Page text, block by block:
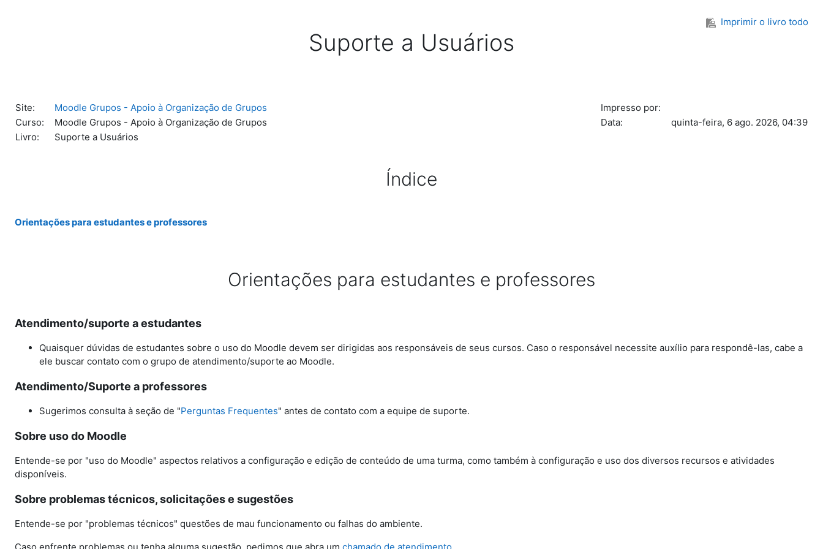
Imprimir o livro todo
Suporte a Usuários
Site:
Moodle Grupos - Apoio à Organização de Grupos
Curso:
Moodle Grupos - Apoio à Organização de Grupos
Livro:
Suporte a Usuários
Impresso por:
Data:
quinta-feira, 6 ago. 2026, 04:39
Índice
Orientações para estudantes e professores
Orientações para estudantes e professores
Atendimento/suporte a estudantes
Quaisquer dúvidas de estudantes sobre o uso do Moodle devem ser dirigidas aos responsáveis de seus cursos. Caso o responsável necessite auxílio para respondê-las, cabe a
ele buscar contato com o grupo de atendimento/suporte ao Moodle.
Atendimento/Suporte a professores
Sugerimos consulta à seção de "Perguntas Frequentes" antes de contato com a equipe de suporte.
Sobre uso do Moodle
Entende-se por "uso do Moodle" aspectos relativos a configuração e edição de conteúdo de uma turma, como também à configuração e uso dos diversos recursos e atividades
disponíveis.
Sobre problemas técnicos, solicitações e sugestões
Entende-se por "problemas técnicos" questões de mau funcionamento ou falhas do ambiente.